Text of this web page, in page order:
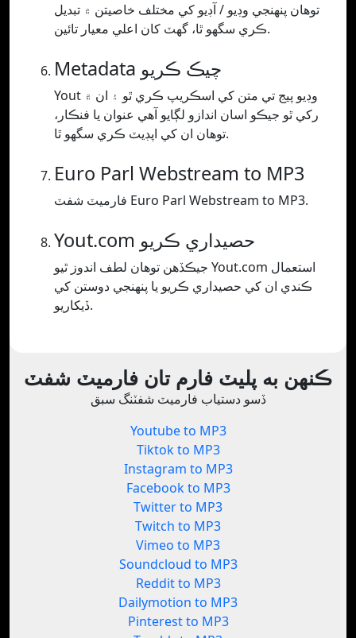
توھان پنھنجي وڊيو / آڊيو کي مختلف خاصيتن ۾ تبديل
ڪري سگھو ٿا، گھٽ کان اعلي معيار تائين.
Metadata چيڪ ڪريو
Yout وڊيو پيج تي متن کي اسڪريپ ڪري ٿو ۽ ان ۾
رکي ٿو جيڪو اسان اندازو لڳايو آهي عنوان يا فنڪار،
توهان ان کي اپڊيٽ ڪري سگهو ٿا.
Euro Parl Webstream to MP3
فارميٽ شفٽ Euro Parl Webstream to MP3.
Yout.com حصيداري ڪريو
جيڪڏھن توھان لطف اندوز ٿيو Yout.com استعمال
ڪندي ان کي حصيداري ڪريو يا پنھنجي دوستن کي
ڏيکاريو.
ڪنهن به پليٽ فارم تان فارميٽ شفٽ
ڏسو دستياب فارميٽ شفٽنگ سبق
Youtube to MP3
Tiktok to MP3
Instagram to MP3
Facebook to MP3
Twitter to MP3
Twitch to MP3
Vimeo to MP3
Soundcloud to MP3
Reddit to MP3
Dailymotion to MP3
Pinterest to MP3